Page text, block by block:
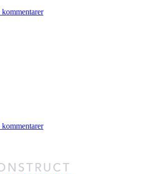
kommentarer
kommentarer